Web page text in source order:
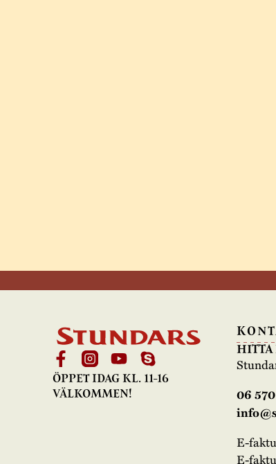
ÖPPET IDAG KL. 11-16
VÄLKOMMEN!
06
E-
E-